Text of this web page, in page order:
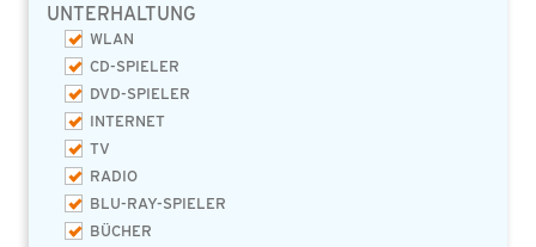
UNTERHALTUNG
WLAN
CD-SPIELER
DVD-SPIELER
INTERNET
TV
RADIO
BLU-RAY-SPIELER
BÜCHER